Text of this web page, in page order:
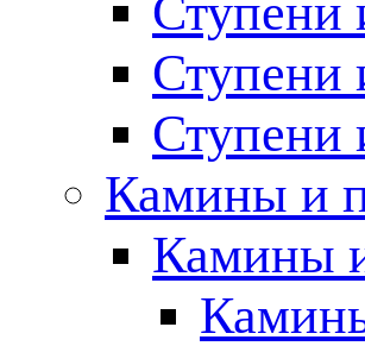
Ступени
Ступени
Ступени
Камины и
Камины